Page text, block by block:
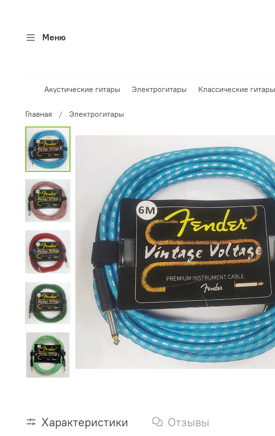
Меню
Акустические гитары Электрогитары Классические гитары
Главная Электрогитары
Характеристики Отзывы